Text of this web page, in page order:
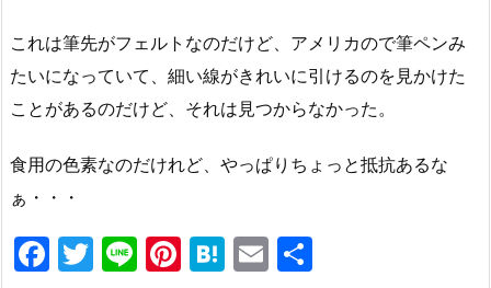
これは筆先がフェルトなのだけど、アメリカので筆ペンみ
たいになっていて、細い線がきれいに引けるのを見かけた
ことがあるのだけど、それは見つからなかった。
食用の色素なのだけれど、やっぱりちょっと抵抗あるな
ぁ・・・
F
T
Li Pi H
E